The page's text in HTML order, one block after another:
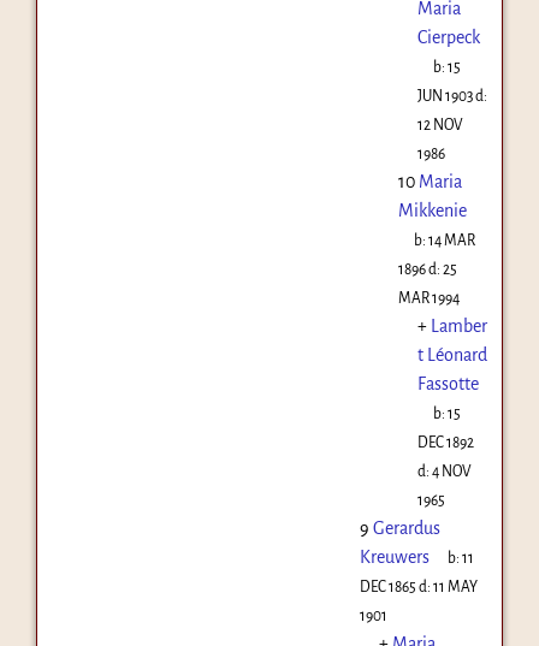
Maria
Cierpeck
b:15
JUN 1903d:
12 NOV
1986
10 Maria
Mikkenie
b:14 MAR
1896d: 25
MAR 1994
+ Lamber
t Léonard
Fassotte
b:15
DEC 1892
d: 4 NOV
1965
9 Gerardus
Kreuwers
b:11
DEC 1865 d: 11 MAY
1901